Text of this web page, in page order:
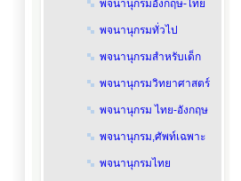
พจนานุกรมอังกฤษ-ไทย
พจนานุกรมทั่วไป
พจนานุกรมสำหรับเด็ก
พจนานุกรมวิทยาศาสตร์
พจนานุกรม ไทย-อังกฤษ
พจนานุกรม,ศัพท์เฉพาะ
พจนานุกรมไทย